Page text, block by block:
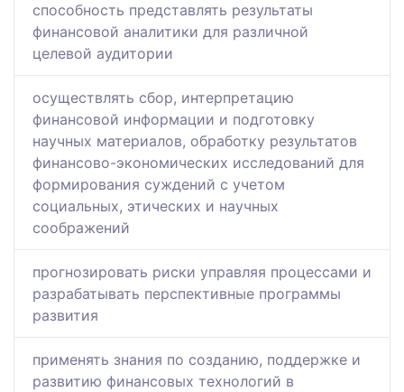
способность представлять результаты
финансовой аналитики для различной
целевой аудитории
осуществлять сбор, интерпретацию
финансовой информации и подготовку
научных материалов, обработку результатов
финансово-экономических исследований для
формирования суждений с учетом
социальных, этических и научных
соображений
прогнозировать риски управляя процессами и
разрабатывать перспективные программы
развития
применять знания по созданию, поддержке и
развитию финансовых технологий в